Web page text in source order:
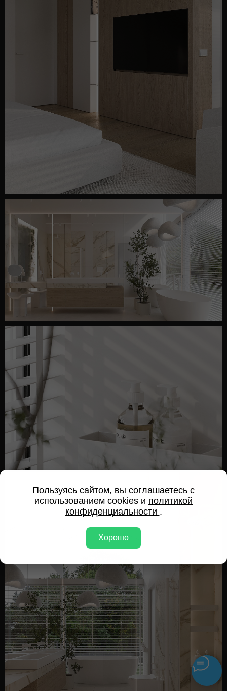
Пользуясь сайтом, вы соглашаетесь с
использованием cookies и политикой
конфиденциальности .
Хорошо